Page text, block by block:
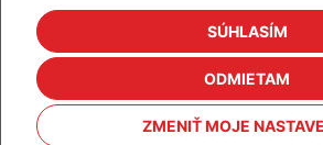
SÚHLASÍM
ODMIETAM
ZMENIŤ MOJE
Kalkulačky
Cenníky
Na stiahnutie
Referencie
Kontakt